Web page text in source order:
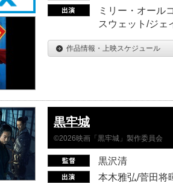
ミリー・オール
スウェット/ジェ
作品情報・上映スケジュール
黒牢城
©2026映画「黒牢城」製作委員会
黒沢清
本木雅弘/菅田将